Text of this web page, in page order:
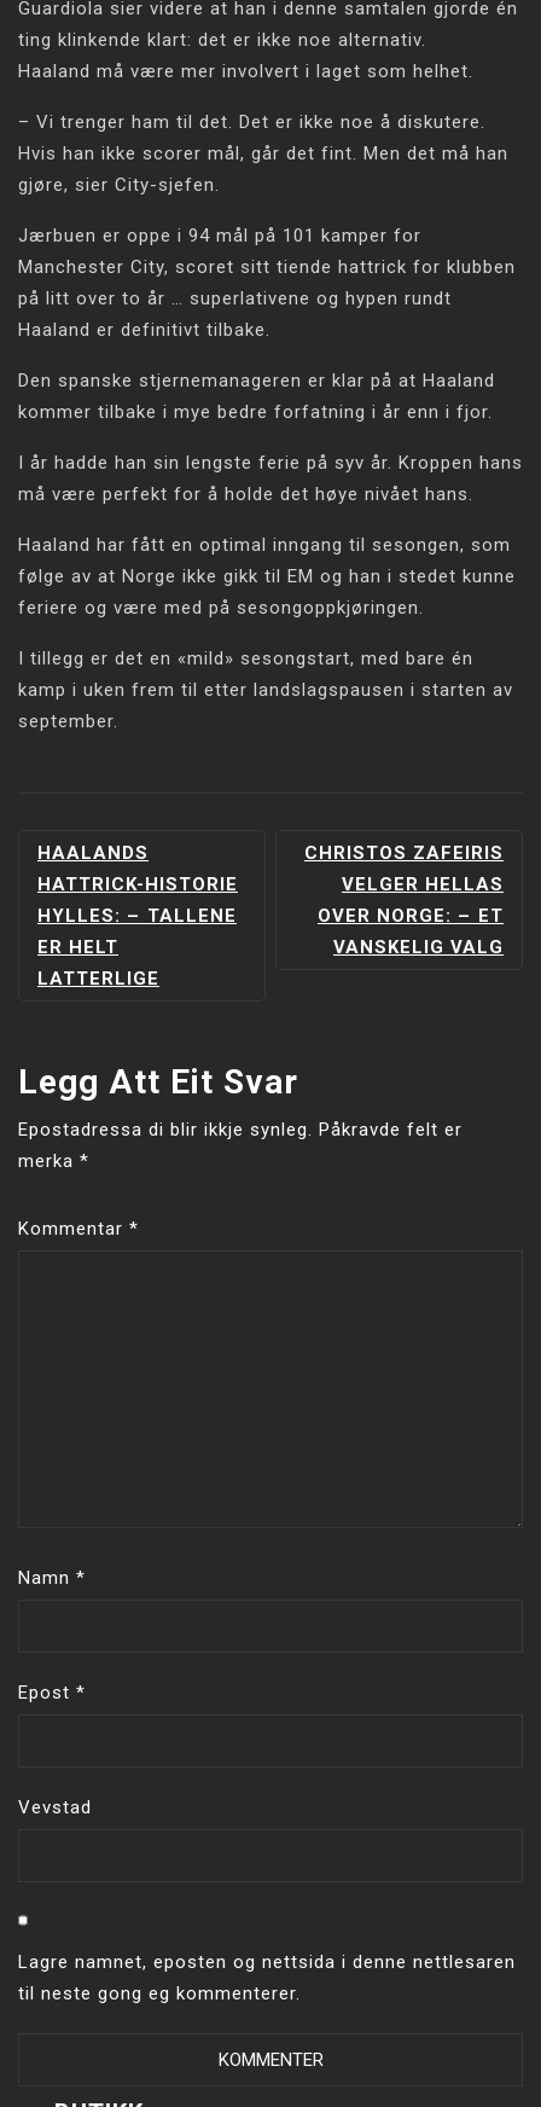
Guardiola sier videre at han i denne samtalen gjorde én
ting klinkende klart: det er ikke noe alternativ.
Haaland må være mer involvert i laget som helhet.
– Vi trenger ham til det. Det er ikke noe å diskutere.
Hvis han ikke scorer mål, går det fint. Men det må han
gjøre, sier City-sjefen.
Jærbuen er oppe i 94 mål på 101 kamper for
Manchester City, scoret sitt tiende hattrick for klubben
på litt over to år … superlativene og hypen rundt
Haaland er definitivt tilbake.
Den spanske stjernemanageren er klar på at Haaland
kommer tilbake i mye bedre forfatning i år enn i fjor.
I år hadde han sin lengste ferie på syv år. Kroppen hans
må være perfekt for å holde det høye nivået hans.
Haaland har fått en optimal inngang til sesongen, som
følge av at Norge ikke gikk til EM og han i stedet kunne
feriere og være med på sesongoppkjøringen.
I tillegg er det en «mild» sesongstart, med bare én
kamp i uken frem til etter landslagspausen i starten av
september.
INNLEGGSNAVIGERING
HAALANDS
HATTRICK-HISTORIE
HYLLES: –⁠ TALLENE
ER HELT
LATTERLIGE
CHRISTOS ZAFEIRIS
VELGER HELLAS
OVER NORGE: –⁠ ET
VANSKELIG VALG
Legg Att Eit Svar
Epostadressa di blir ikkje synleg. Påkravde felt er
merka *
Kommentar *
Namn *
Epost *
Vevstad
Lagre namnet, eposten og nettsida i denne nettlesaren
til neste gong eg kommenterer.